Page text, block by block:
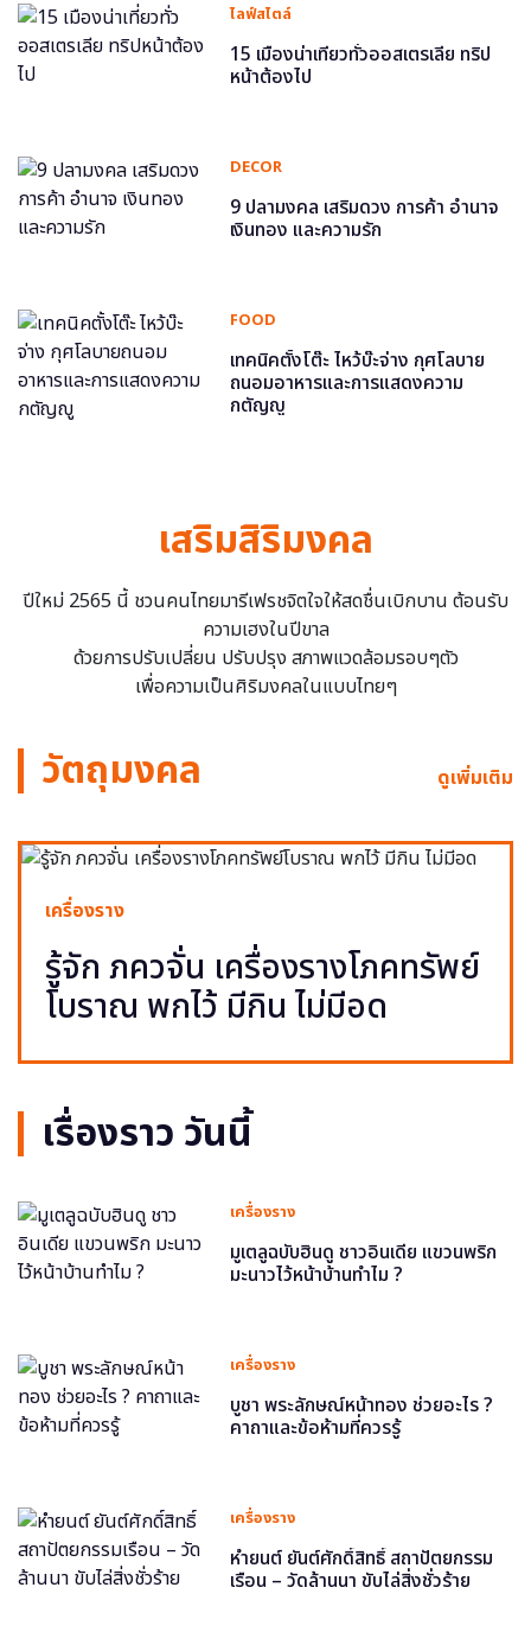
ไลฟ์สไตล์
15 เมืองน่าเที่ยวทั่วออสเตรเลีย ทริป
หน้าต้องไป
DECOR
9 ปลามงคล เสริมดวง การค้า อำนาจ
เงินทอง และความรัก
FOOD
เทคนิคตั้งโต๊ะ ไหว้บ๊ะจ่าง กุศโลบาย
ถนอมอาหารและการแสดงความ
กตัญญู
เสริมสิริมงคล
ปีใหม่ 2565 นี้ ชวนคนไทยมารีเฟรชจิตใจให้สดชื่นเบิกบาน ต้อนรับ
ความเฮงในปีขาล
ด้วยการปรับเปลี่ยน ปรับปรุง สภาพแวดล้อมรอบๆตัว
เพื่อความเป็นศิริมงคลในแบบไทยๆ
วัตถุมงคล ดูเพิ่มเติม
เครื่องราง
รู้จัก ภควจั่น เครื่องรางโภคทรัพย์
โบราณ พกไว้ มีกิน ไม่มีอด
เรื่องราว วันนี้
เครื่องราง
มูเตลูฉบับฮินดู ชาวอินเดีย แขวนพริก
มะนาวไว้หน้าบ้านทำไม ?
เครื่องราง
บูชา พระลักษณ์หน้าทอง ช่วยอะไร ?
คาถาและข้อห้ามที่ควรรู้
เครื่องราง
หำยนต์ ยันต์ศักดิ์สิทธิ์ สถาปัตยกรรม
เรือน – วัดล้านนา ขับไล่สิ่งชั่วร้าย